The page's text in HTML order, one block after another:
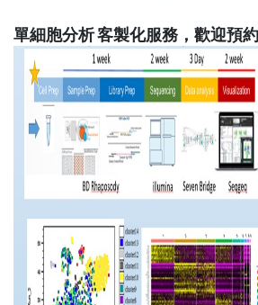
單細胞分析 客製化服務，歡迎預